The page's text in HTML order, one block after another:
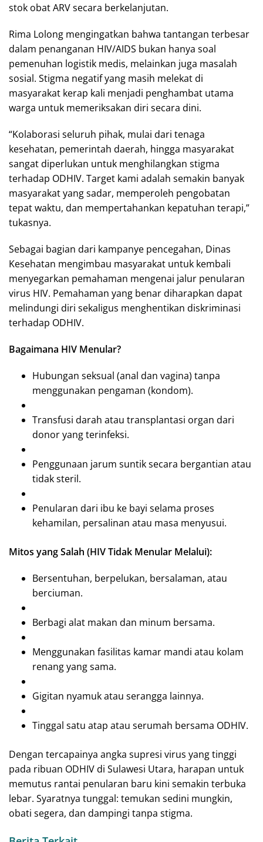
stok obat ARV secara berkelanjutan.
Rima Lolong mengingatkan bahwa tantangan terbesar
dalam penanganan HIV/AIDS bukan hanya soal
pemenuhan logistik medis, melainkan juga masalah
sosial. Stigma negatif yang masih melekat di
masyarakat kerap kali menjadi penghambat utama
warga untuk memeriksakan diri secara dini.
“Kolaborasi seluruh pihak, mulai dari tenaga
kesehatan, pemerintah daerah, hingga masyarakat
sangat diperlukan untuk menghilangkan stigma
terhadap ODHIV. Target kami adalah semakin banyak
masyarakat yang sadar, memperoleh pengobatan
tepat waktu, dan mempertahankan kepatuhan terapi,”
tukasnya.
Sebagai bagian dari kampanye pencegahan, Dinas
Kesehatan mengimbau masyarakat untuk kembali
menyegarkan pemahaman mengenai jalur penularan
virus HIV. Pemahaman yang benar diharapkan dapat
melindungi diri sekaligus menghentikan diskriminasi
terhadap ODHIV.
Bagaimana HIV Menular?
Hubungan seksual (anal dan vagina) tanpa
menggunakan pengaman (kondom).
Transfusi darah atau transplantasi organ dari
donor yang terinfeksi.
Penggunaan jarum suntik secara bergantian atau
tidak steril.
Penularan dari ibu ke bayi selama proses
kehamilan, persalinan atau masa menyusui.
Mitos yang Salah (HIV Tidak Menular Melalui):
Bersentuhan, berpelukan, bersalaman, atau
berciuman.
Berbagi alat makan dan minum bersama.
Menggunakan fasilitas kamar mandi atau kolam
renang yang sama.
Gigitan nyamuk atau serangga lainnya.
Tinggal satu atap atau serumah bersama ODHIV.
Dengan tercapainya angka supresi virus yang tinggi
pada ribuan ODHIV di Sulawesi Utara, harapan untuk
memutus rantai penularan baru kini semakin terbuka
lebar. Syaratnya tunggal: temukan sedini mungkin,
obati segera, dan dampingi tanpa stigma.